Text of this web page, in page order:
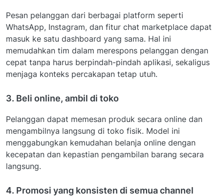
Pesan pelanggan dari berbagai platform seperti
WhatsApp, Instagram, dan fitur chat marketplace dapat
masuk ke satu dashboard yang sama. Hal ini
memudahkan tim dalam merespons pelanggan dengan
cepat tanpa harus berpindah-pindah aplikasi, sekaligus
menjaga konteks percakapan tetap utuh.
3. Beli online, ambil di toko
Pelanggan dapat memesan produk secara online dan
mengambilnya langsung di toko fisik. Model ini
menggabungkan kemudahan belanja online dengan
kecepatan dan kepastian pengambilan barang secara
langsung.
4. Promosi yang konsisten di semua channel